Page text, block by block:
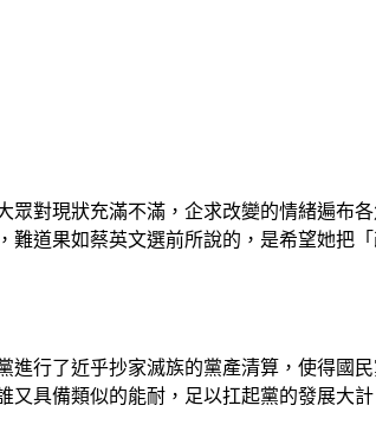
對現狀充滿不滿，企求改變的情緒遍布
難道果如蔡英文選前所說的，是希望她把
進行了近乎抄家滅族的黨產清算，使得國
具備類似的能耐，足以扛起黨的發展大